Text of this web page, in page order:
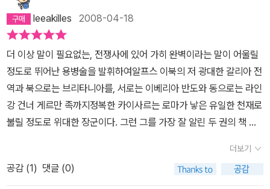
만든 카이사르와 그 부하들의 몫일 것이다. 또한 수많은 토목공사와
전쟁물자의 동원 능력은 종합적인 시각에서 수행하는 전쟁의 귀재다
운 면모를 충분히 느낄 수 있다. 철저한 정보수집 능력의 보유와 신속
한 판단은 현대전이나 현대를 살아가는 경제전쟁의 현장을 보는 느낌
이 든다. 신속하고 정확한 판단과 이를 바탕으로 한 속전속결은 전쟁
을 승리 이끌 수 있는 비결이란 생각을 다시 해 본다.
자신이 저술한전쟁기이니 만큼 피정벌민족에 대하여는 드러내놓고
내려다 보는 내용이긴 하나그다지 거부감이 들지 않는 것은 참으로
묘한 일이다. 그러나 그렇다고 하여 카이사르가 생각한 갈리아가 오
로지 진실만은 아닐 것이라 본다. 어차피 역사란 승리자의 영역이니...
이 책은 무엇보다도 번역자의 적절한해설주석이 돋보이는데, 원전의
오류나 당시 배경의 해설이 이 책을 재밌게 읽게 했던 감초역할이었
다.번역자는 이 정도의 역할까지 해야 한다고 본다. 그렇기 때문에 번
진화하지 않는 바보스러움만 발견한 것은 아니다. 무엇보다도 내가
이 책에서 가장 크게 배운 것은 전략 (Strategy)이다. 갈리아인들의
반란을 억제하기 위해 혹은 이미 일어난 반란을 제악하기 위해 카이
사르가 했던 군사적, 비군사적 행동 하나하나를 통해서 나는 승리의
전략을 배운 것이다. 예를 들어,상대방을 속이고 회유하고, 때로는 강
하게 힘으로 밀어붙이고 하지만 항복하는 적은 크게 받아들이는 아량
을 보이고... 이런 행동들이 과연 카이사르의 인간성에서 나왔을까?
결코 아니다. 그는갈리아를로마의 지배하에 안정화하려는 목표를 가
지고 있었고 이를이루기 위해서 자기 부하의 피를 흘리게 했던 인간
들 마져도 다 받아들인 것이다.이 책에 나오는 이름들, 너무 길고 또
leeakilles 2008-04-18
더 이상 말이 필요없는, 전쟁사에 있어 가히 완벽이라는 말이 어울릴
정도로 뛰어난 용병술을 발휘하여알프스 이북의 저 광대한 갈리아 전
역과 북으로는 브리타니아를, 서로는 이베리아 반도와 동으로는 라인
강 건너 게르만 족까지정복한 카이사르는 로마가 낳은 유일한 천재로
불릴 정도로 위대한 장군이다. 그런 그를 가장 잘 알린 두 권의 책 중
리가 흔히 알고 있는 일반적인전쟁 서적과는 달리 자신을 '카이사
르'라는 3인칭 주어를 사용하여 전쟁을 바라봄으로써 글을 읽는 이로
더보기
공감 (1) 댓글 (0)